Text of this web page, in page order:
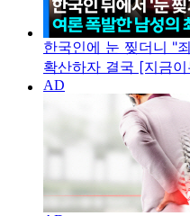
한국인에 눈 찢더니 "
확산하자 결국 [지금